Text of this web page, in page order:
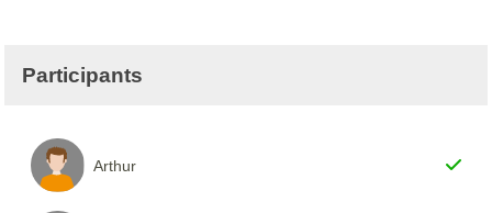
Participants
Arthur